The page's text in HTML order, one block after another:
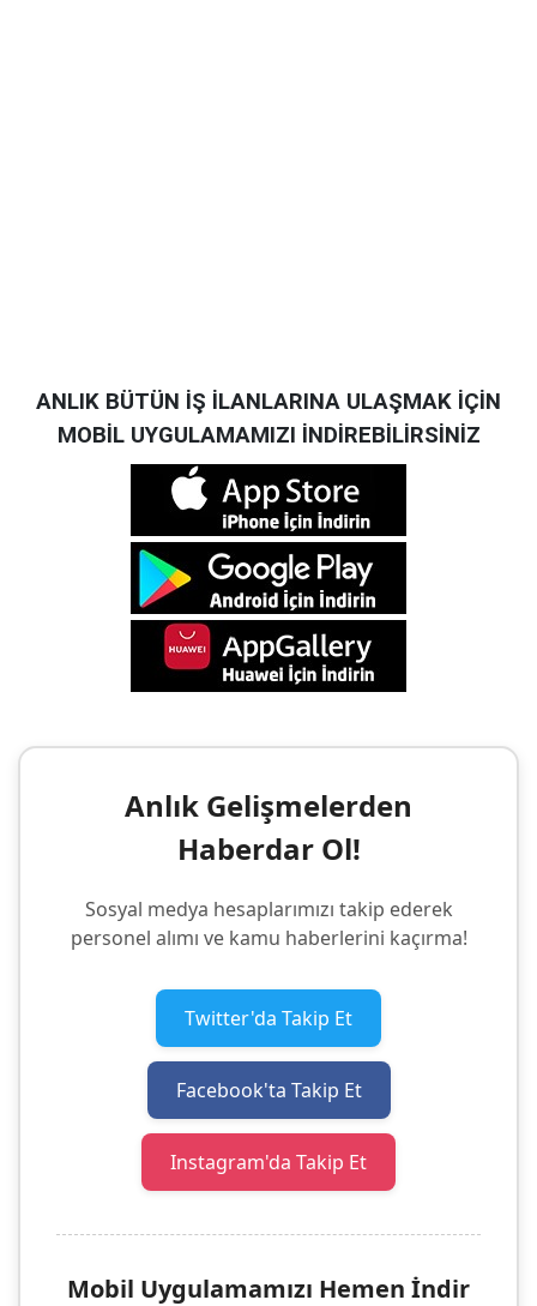
ANLIK BÜTÜN İŞ İLANLARINA ULAŞMAK İÇİN
MOBİL UYGULAMAMIZI İNDİREBİLİRSİNİZ
Anlık Gelişmelerden
Haberdar Ol!
Sosyal medya hesaplarımızı takip ederek
personel alımı ve kamu haberlerini kaçırma!
Twitter'da Takip Et
Facebook'ta Takip Et
Instagram'da Takip Et
Mobil Uygulamamızı Hemen İndir